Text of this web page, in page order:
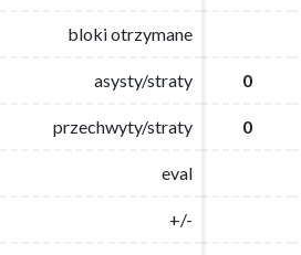
bloki otrzymane
asysty/straty 0
przechwyty/straty 0
eval
+/-
bloki otrzymane
asysty/straty 0
przechwyty/straty 0
eval
+/-